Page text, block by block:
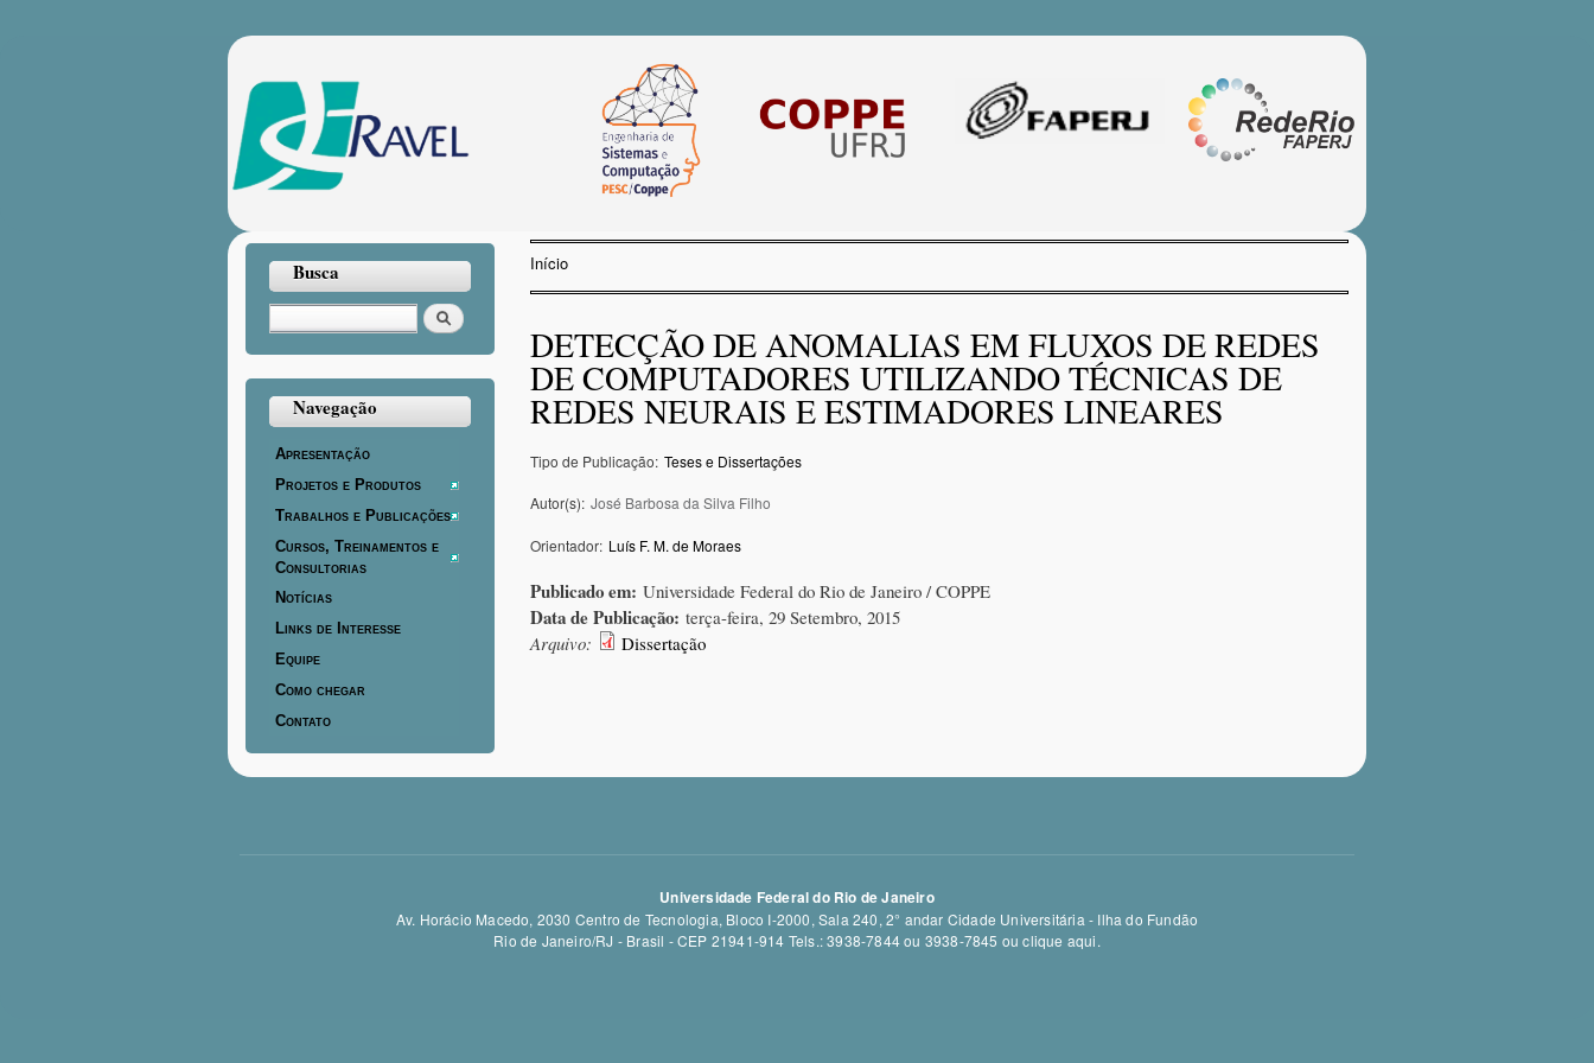
conteúdo
principal
Busca
Buscar
Navegação
Apresentação
Projetos e Produtos
Trabalhos e Publicações
Cursos, Treinamentos e
Consultorias
Notícias
Links de Interesse
Equipe
Como chegar
Contato
Você está aqui
Início
DETECÇÃO DE ANOMALIAS EM FLUXOS DE REDES
DE COMPUTADORES UTILIZANDO TÉCNICAS DE
REDES NEURAIS E ESTIMADORES LINEARES
Tipo de Publicação: Teses e Dissertações
Autor(s): José Barbosa da Silva Filho
Orientador: Luís F. M. de Moraes
Publicado em: Universidade Federal do Rio de Janeiro / COPPE
Data de Publicação: terça-feira, 29 Setembro, 2015
Arquivo:
Dissertação
Universidade Federal do Rio de Janeiro
Av. Horácio Macedo, 2030 Centro de Tecnologia, Bloco I-2000, Sala 240, 2° andar Cidade Universitária - Ilha do Fundão
Rio de Janeiro/RJ - Brasil - CEP 21941-914 Tels.: 3938-7844 ou 3938-7845 ouclique aqui.